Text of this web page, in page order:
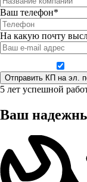
Ваш телефон*
На какую почту
5 лет успешной
Ваш